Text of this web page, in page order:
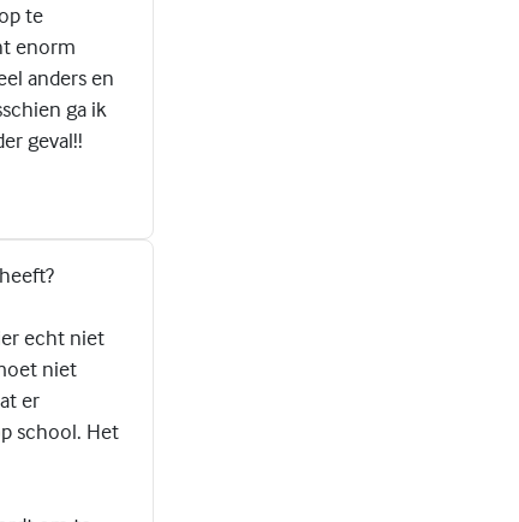
te
enorm
anders en
ga ik
geval!!
echt niet
niet
er
school. Het